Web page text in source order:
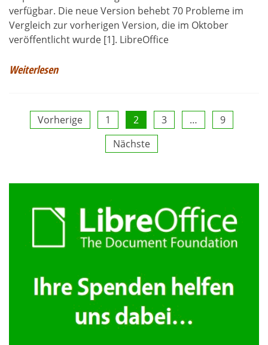
verfügbar. Die neue Version behebt 70 Probleme im
Vergleich zur vorherigen Version, die im Oktober
veröffentlicht wurde [1]. LibreOffice
Weiterlesen
Seitennummerierung
Beiträge
Vorherige 1 2 3 …
9
Nächste